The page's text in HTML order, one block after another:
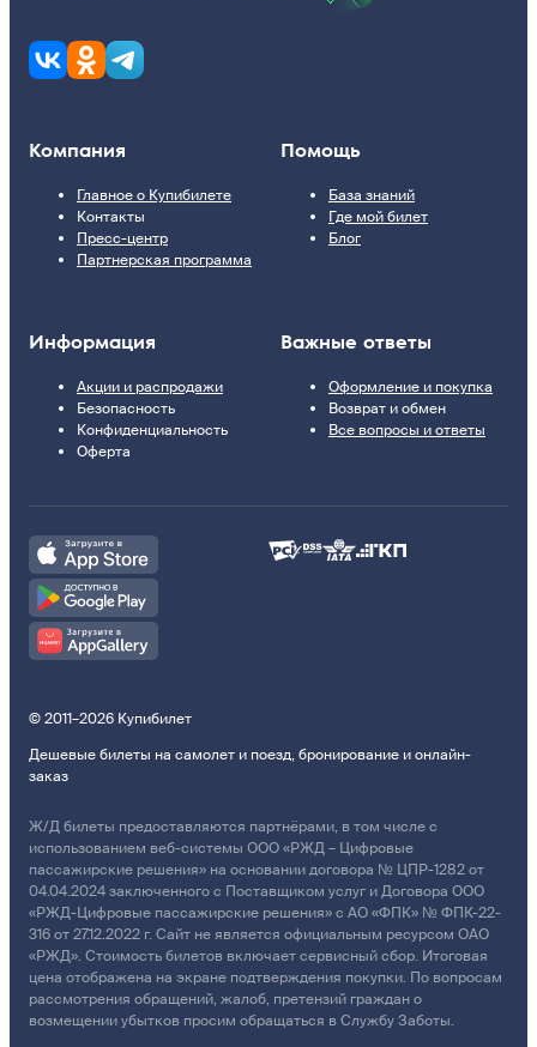
Компания
Главное о Купибилете
Контакты
Пресс-центр
Партнерская программа
Помощь
База знаний
Где мой билет
Блог
Информация
Акции и распродажи
Безопасность
Конфиденциальность
Оферта
Важные ответы
Оформление и покупка
Возврат и обмен
Все вопросы и ответы
© 2011–2026 Купибилет
Дешевые билеты на самолет и поезд, бронирование и онлайн-
заказ
Ж/Д билеты предоставляются партнёрами, в том числе с
использованием веб-системы ООО «РЖД – Цифровые
пассажирские решения» на основании договора № ЦПР-1282 от
04.04.2024 заключенного с Поставщиком услуг и Договора ООО
«РЖД-Цифровые пассажирские решения» с АО «ФПК» № ФПК-22-
316 от 27.12.2022 г. Сайт не является официальным ресурсом ОАО
«РЖД». Стоимость билетов включает сервисный сбор. Итоговая
цена отображена на экране подтверждения покупки. По вопросам
рассмотрения обращений, жалоб, претензий граждан о
возмещении убытков просим обращаться в Службу Заботы.